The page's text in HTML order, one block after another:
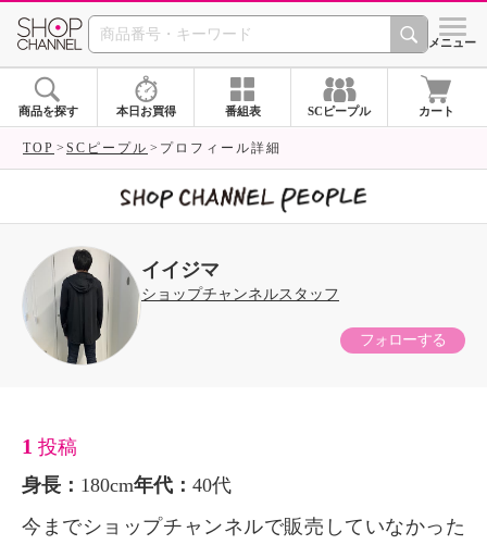
SHOP CHANNEL シメニュー
商品を探す 本日お買得 番組表 SCピープル カート
TOP SCピープル プロフィール詳細
イイジマ
ショップチャンネルスタッフ
フォローする
1 投稿
身長： 180cm年代： 40代
今までショップチャンネルで販売していなかった